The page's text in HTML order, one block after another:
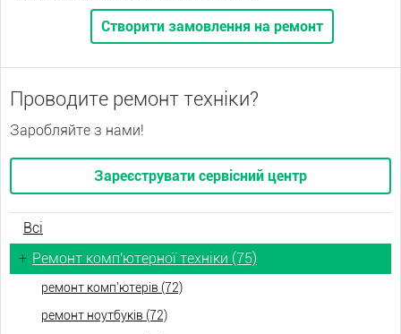
Створити замовлення на ремонт
Проводите ремонт техніки?
Заробляйте з нами!
Зареєструвати сервісний центр
Всі
+ Ремонт комп'ютерної техніки (75)
ремонт комп'ютерів (72)
ремонт ноутбуків (72)